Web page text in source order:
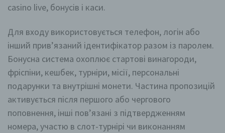
casino live, бонусів і каси.
Для входу використовується телефон, логін або
інший прив’язаний ідентифікатор разом із паролем.
Бонусна система охоплює стартові винагороди,
фріспіни, кешбек, турніри, місії, персональні
подарунки та внутрішні монети. Частина пропозицій
активується після першого або чергового
поповнення, інші пов’язані з підтвердженням
номера, участю в слот-турнірі чи виконанням
Verantwortlicher im Sinne der Datenschutz-
Grundverordnung, sonstiger in den Mitgliedstaaten der
und anderer Bestimmungen mit
datenschutzrechtlichem Charakter ist die:
EMZ Wellness Zimmermann
Eva-Maria Zimmermann
Jugendheimweg
86956 Schongau